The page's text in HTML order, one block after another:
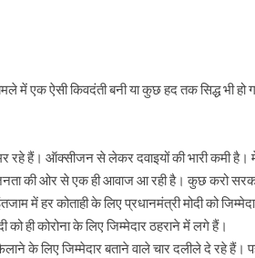
में एक ऐसी किवदंती बनी या कुछ हद तक सिद्ध
रहे हैं। ऑक्सीजन से लेकर दवाइयों की भारी कमी
की ओर से एक ही आवाज आ रही है। कुछ करो
में हर कोताही के लिए प्रधानमंत्री मोदी को
ही कोरोना के लिए जिम्मेदार ठहराने में लगे हैं।
फैलाने के लिए जिम्मेदार बताने वाले चार दलीले दे रहे